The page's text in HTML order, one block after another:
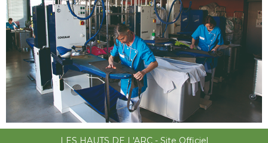
LES HAUTS DE L'ARC - Site Officiel